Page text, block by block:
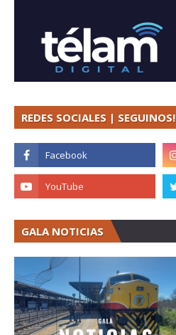
REDES SOCIALES | SEGUINOS!
GALA NOTICIAS